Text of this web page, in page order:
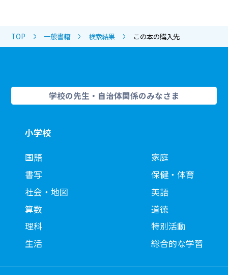
TOP 一般書籍 検索結果 この本の購入先
学校の先生・自治体関係のみなさま
小学校
国語
書写
社会・地図
算数
理科
生活
家庭
保健・体育
英語
道徳
特別活動
総合的な学習